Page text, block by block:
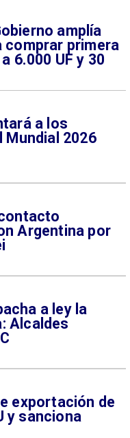
amplía
comprar primera
6.000 UF y 30
a los
2026
Argentina por
a ley la
Alcaldes
exportación de
y sanciona